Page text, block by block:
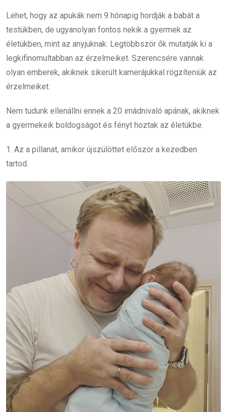
Lehet, hogy az apukák nem 9 hónapig hordják a babát a
testükben, de ugyanolyan fontos nekik a gyermek az
életükben, mint az anyjuknak. Legtöbbször ők mutatják ki a
legkifinomultabban az érzelmeiket. Szerencsére vannak
olyan emberek, akiknek sikerült kamerájukkal rögzíteniük az
érzelmeiket.
Nem tudunk ellenállni ennek a 20 imádnivaló apának, akiknek
a gyermekeik boldogságot és fényt hoztak az életükbe.
1. Az a pillanat, amikor újszülöttet először a kezedben
tartod.